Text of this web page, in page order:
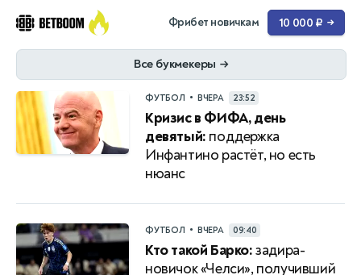
Фрибет новичкам 10 000 ₽ →
Все букмекеры →
ФУТБОЛ • ВЧЕРА 23:52
Кризис в ФИФА, день
девятый: поддержка
Инфантино растёт, но есть
нюанс
ФУТБОЛ • ВЧЕРА 09:40
Кто такой Барко:задира-
новичок «Челси», получивший